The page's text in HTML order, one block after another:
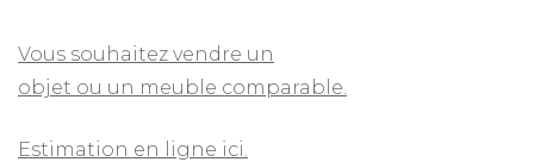
Vous souhaitez vendre un
objet ou un meuble comparable.
Estimation en ligne ici.